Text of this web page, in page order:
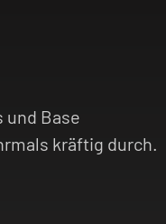
und Base
kräftig durch.